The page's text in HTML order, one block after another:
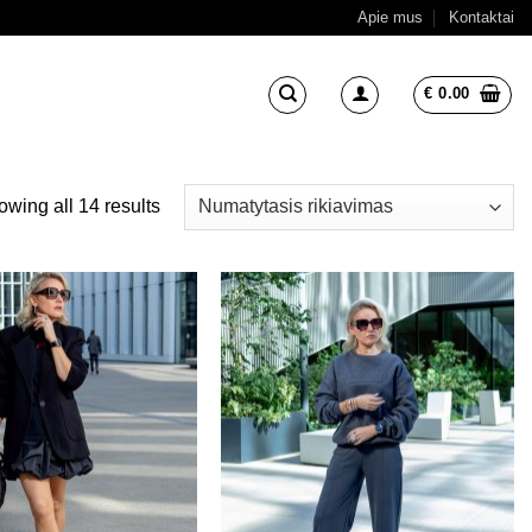
Apie mus Kontaktai
€ 0.00
all 14 results